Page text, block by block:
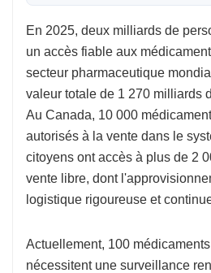
En 2025, deux milliards de
un accès fiable aux
secteur pharmaceutique
valeur totale de 1 270 milliards
Au Canada, 10 000
autorisés à la vente dans le
citoyens ont accès à plus de 2
vente libre, dont
logistique rigoureuse et
Actuellement, 100
nécessitent une surveillance